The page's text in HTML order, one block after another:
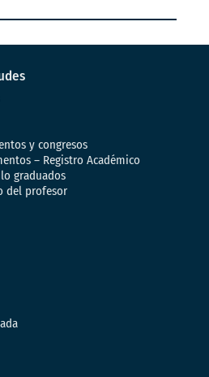
y congresos
– Registro Académico
graduados
del profesor